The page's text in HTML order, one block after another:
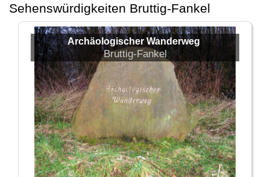
Sehenswürdigkeiten Bruttig-Fankel
Archäologischer Wanderweg
Bruttig-Fankel